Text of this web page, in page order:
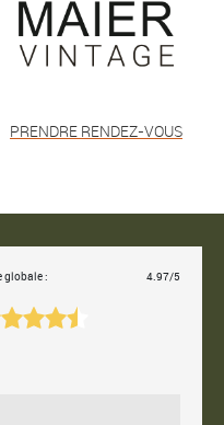
PRENDRE RENDEZ-VOUS
globale : 4.97/5